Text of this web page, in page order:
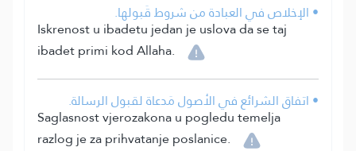
• الإخلاص في العبادة من شروط قَبولها.
Iskrenost u ibadetu jedan je uslova da se taj
ibadet primi kod Allaha.
• اتفاق الشرائع في الأصول مَدعاة لقبول الرسالة.
Saglasnost vjerozakona u pogledu temelja
razlog je za prihvatanje poslanice.